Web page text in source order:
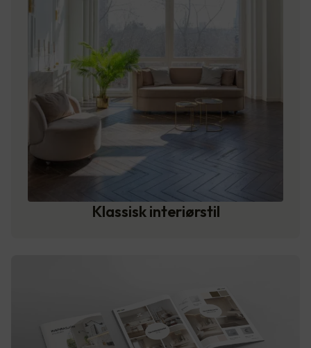
Klassisk interiørstil